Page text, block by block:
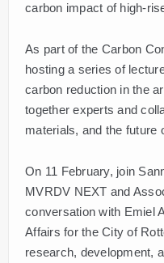
carbon impact of high-
As part of the Carbon
hosting a series of
carbon reduction in the
together experts and
materials, and the future
On 11 February, join
MVRDV NEXT and
conversation with Emiel
Affairs for the City of
research, development,